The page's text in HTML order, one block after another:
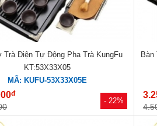
- 22%
Trà Điện Tự Động Pha Trà KungFu
KT:53X33X05
MÃ: KUFU-53X33X05E
đ
Bàn